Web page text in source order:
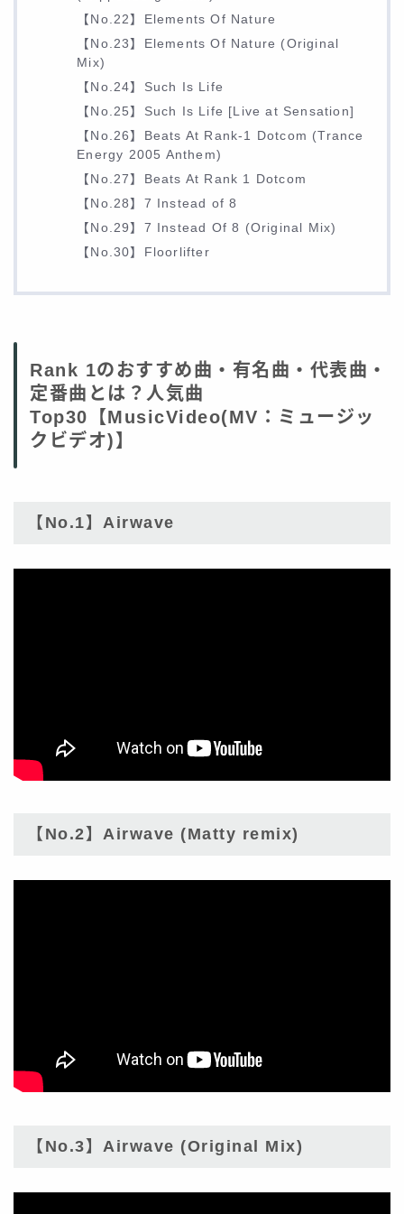
【No.22】Elements Of Nature
【No.23】Elements Of Nature (Original
Mix)
【No.24】Such Is Life
【No.25】Such Is Life [Live at Sensation]
【No.26】Beats At Rank-1 Dotcom (Trance
Energy 2005 Anthem)
【No.27】Beats At Rank 1 Dotcom
【No.28】7 Instead of 8
【No.29】7 Instead Of 8 (Original Mix)
【No.30】Floorlifter
Rank 1のおすすめ曲・有名曲・代表曲・
定番曲とは？人気曲
Top30【MusicVideo(MV：ミュージッ
クビデオ)】
【No.1】Airwave
【No.2】Airwave (Matty remix)
【No.3】Airwave (Original Mix)